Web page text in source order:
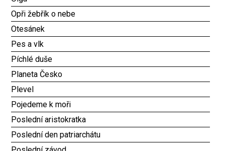
Opři žebřík o nebe
Otesánek
Pes a vlk
Píchlé duše
Planeta Česko
Plevel
Pojedeme k moři
Poslední aristokratka
Poslední den patriarchátu